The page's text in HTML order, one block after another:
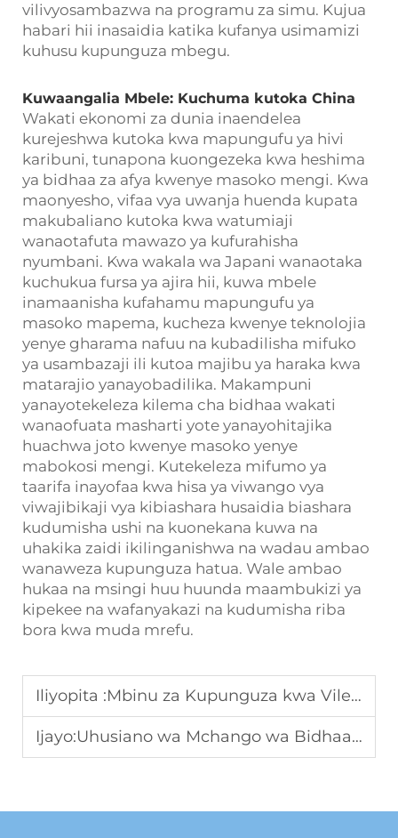
vilivyosambazwa na programu za simu. Kujua
habari hii inasaidia katika kufanya usimamizi
kuhusu kupunguza mbegu.
Kuwaangalia Mbele: Kuchuma kutoka China
Wakati ekonomi za dunia inaendelea
kurejeshwa kutoka kwa mapungufu ya hivi
karibuni, tunapona kuongezeka kwa heshima
ya bidhaa za afya kwenye masoko mengi. Kwa
maonyesho, vifaa vya uwanja huenda kupata
makubaliano kutoka kwa watumiaji
wanaotafuta mawazo ya kufurahisha
nyumbani. Kwa wakala wa Japani wanaotaka
kuchukua fursa ya ajira hii, kuwa mbele
inamaanisha kufahamu mapungufu ya
masoko mapema, kucheza kwenye teknolojia
yenye gharama nafuu na kubadilisha mifuko
ya usambazaji ili kutoa majibu ya haraka kwa
matarajio yanayobadilika. Makampuni
yanayotekeleza kilema cha bidhaa wakati
wanaofuata masharti yote yanayohitajika
huachwa joto kwenye masoko yenye
mabokosi mengi. Kutekeleza mifumo ya
taarifa inayofaa kwa hisa ya viwango vya
viwajibikaji vya kibiashara husaidia biashara
kudumisha ushi na kuonekana kuwa na
uhakika zaidi ikilinganishwa na wadau ambao
wanaweza kupunguza hatua. Wale ambao
hukaa na msingi huu huunda maambukizi ya
kipekee na wafanyakazi na kudumisha riba
bora kwa muda mrefu.
Iliyopita :Mbinu za Kupunguza kwa Vilemba vya Ugomvi wa Kiapani za Kiwanda Japani zinapong'aa Soko la Nje
Ijayo:Uhusiano wa Mchango wa Bidhaa Waandishi dunia wanafokusia Katika kupunguza Vifaa vya Kupambana